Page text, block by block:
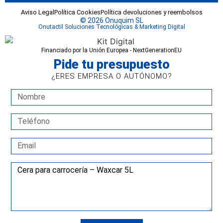
Aviso Legal Política CookiesPolítica devoluciones y reembolsos
© 2026 Onuquim SL
Onutactil Soluciones Tecnológicas & Marketing Digital
Financiado por la Unión Europea - NextGenerationEU
Pide tu presupuesto
¿ERES EMPRESA O AUTÓNOMO?